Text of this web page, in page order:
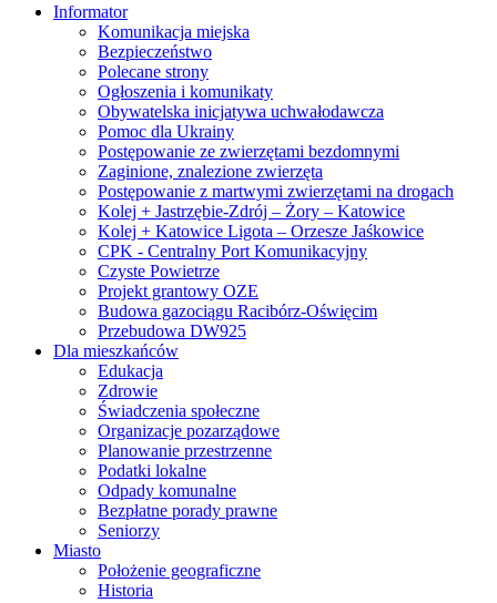
Informator
Komunikacja miejska
Bezpieczeństwo
Polecane strony
Ogłoszenia i komunikaty
Obywatelska inicjatywa uchwałodawcza
Pomoc dla Ukrainy
Postępowanie ze zwierzętami bezdomnymi
Zaginione, znalezione zwierzęta
Postępowanie z martwymi zwierzętami na drogach
Kolej + Jastrzębie-Zdrój – Żory – Katowice
Kolej + Katowice Ligota – Orzesze Jaśkowice
CPK - Centralny Port Komunikacyjny
Czyste Powietrze
Projekt grantowy OZE
Budowa gazociągu Racibórz-Oświęcim
Przebudowa DW925
Dla mieszkańców
Edukacja
Zdrowie
Świadczenia społeczne
Organizacje pozarządowe
Planowanie przestrzenne
Podatki lokalne
Odpady komunalne
Bezpłatne porady prawne
Seniorzy
Miasto
Położenie geograficzne
Historia